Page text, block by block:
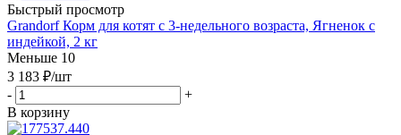
Быстрый просмотр
Grandorf Корм для котят с 3-недельного возраста, Ягненок с
индейкой, 2 кг
Меньше 10
3 183 ₽/шт
-
+
В корзину